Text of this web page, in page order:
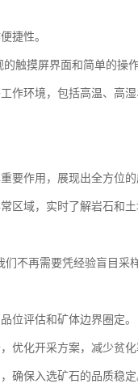
捷性。
触摸屏界面和简单的操
作环境，包括高温、高湿
要作用，展现出全方位的
区域，实时了解岩石和
不再需要凭经验盲目采
位评估和矿体边界圈定。
优化开采方案，减少贫
确保入选矿石的品质稳定